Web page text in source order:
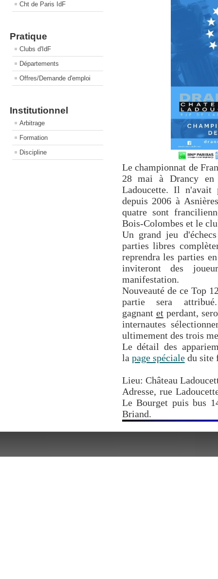
Cht de Paris IdF
Pratique
Clubs d'IdF
Départements
Offres/Demande d'emploi
Institutionnel
Arbitrage
Formation
Discipline
Le championnat de
28 mai à Drancy en
Ladoucette. Il n'avait
depuis 2006 à
quatre sont
Bois-Colombes et le
Un grand jeu
parties libres
reprendra les parties
inviteront des
manifestation.
Nouveauté de ce Top
partie sera
gagnant et perdant,
internautes
ultimement des trois
Le détail des
la page spécialedu site
Lieu: Château
Adresse, rue
Le Bourget puis bus
Briand.